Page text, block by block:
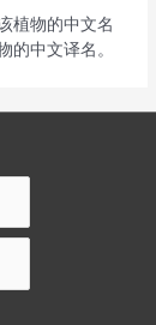
植物的中文名
的中文译名。